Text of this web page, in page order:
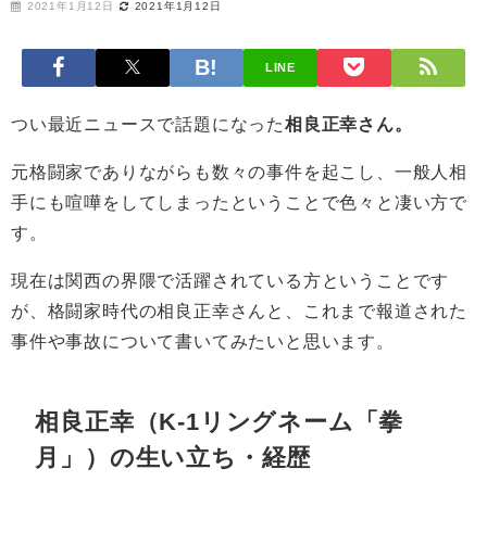
2021年1月12日 2021年1月12日
LINE
つい最近ニュースで話題になった相良正幸さん。
元格闘家でありながらも数々の事件を起こし、一般人相
手にも喧嘩をしてしまったということで色々と凄い方で
す。
現在は関西の界隈で活躍されている方ということです
が、格闘家時代の相良正幸さんと、これまで報道された
事件や事故について書いてみたいと思います。
相良正幸（K-1リングネーム「拳
月」）の生い立ち・経歴